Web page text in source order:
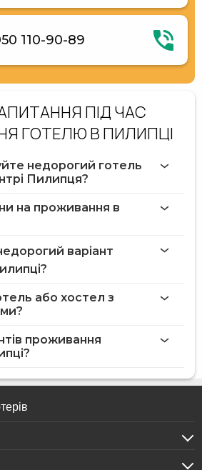
110-90-89
ПІД ЧАС
ГОТЕЛЮ В ПИЛИПЦІ
недорогий готель
Пилипця?
на проживання в
варіант
або хостел з
проживання